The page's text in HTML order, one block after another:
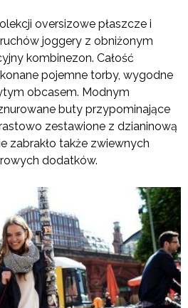
oversizowe płaszcze i
joggery z obniżonym
kombinezon. Całość
pojemne torby, wygodne
obcasem. Modnym
buty przypominające
zestawione z dzianinową
zabrakło także zwiewnych
dodatków.